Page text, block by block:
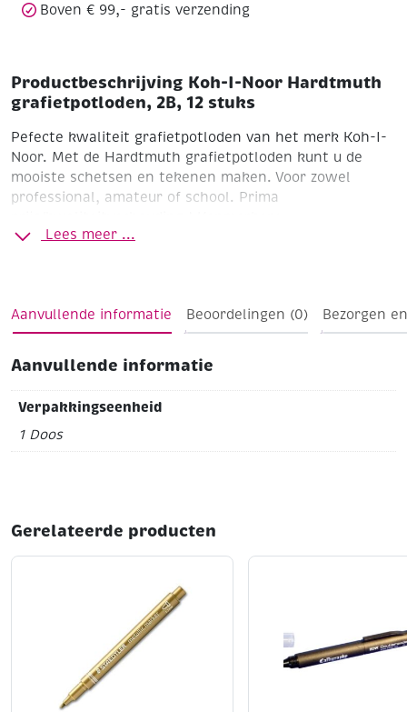
Boven € 99,- gratis verzending
Productbeschrijving Koh-I-Noor Hardtmuth
grafietpotloden, 2B, 12 stuks
Pefecte kwaliteit grafietpotloden van het merk Koh-I-
Noor. Met de Hardtmuth grafietpotloden kunt u de
mooiste schetsen en tekenen maken. Voor zowel
professional, amateur of school. Prima
Lees meer ...
Aanvullende informatie Beoordelingen (0) Bezorgen
Aanvullende informatie
Verpakkingseenheid
1 Doos
Gerelateerde producten